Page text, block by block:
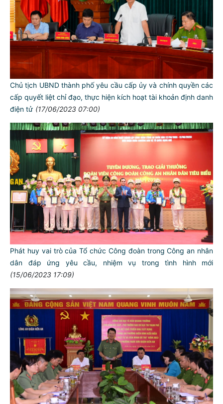
Chủ tịch UBND thành phố yêu cầu cấp ủy và chính quyền các
cấp quyết liệt chỉ đạo, thực hiện kích hoạt tài khoản định danh
điện tử (17/06/2023 07:00)
Phát huy vai trò của Tổ chức Công đoàn trong Công an nhân
dân đáp ứng yêu cầu, nhiệm vụ trong tình hình mới
(15/06/2023 17:09)